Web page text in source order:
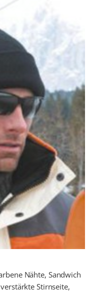
Nähte, Sandwich
Stirnseite,